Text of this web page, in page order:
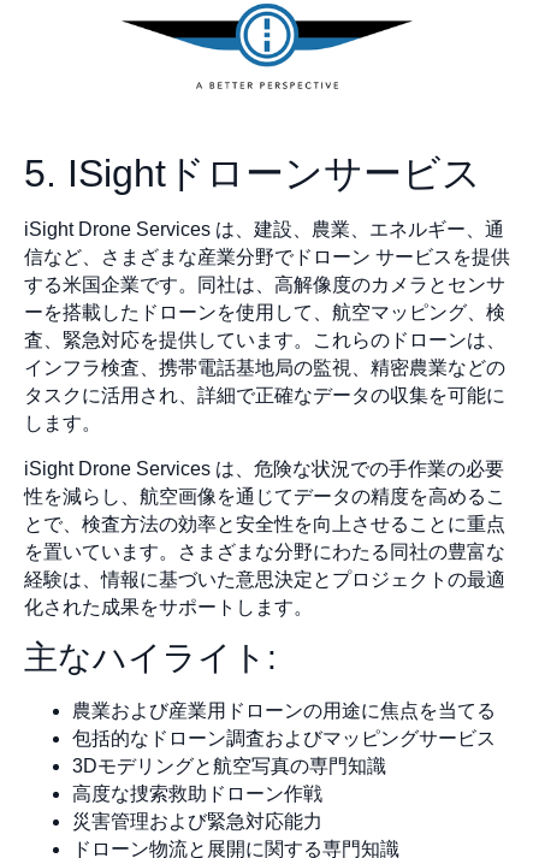
5. ISightドローンサービス
iSight Drone Services は、建設、農業、エネルギー、通
信など、さまざまな産業分野でドローン サービスを提供
する米国企業です。同社は、高解像度のカメラとセンサ
ーを搭載したドローンを使用して、航空マッピング、検
査、緊急対応を提供しています。これらのドローンは、
インフラ検査、携帯電話基地局の監視、精密農業などの
タスクに活用され、詳細で正確なデータの収集を可能に
します。
iSight Drone Services は、危険な状況での手作業の必要
性を減らし、航空画像を通じてデータの精度を高めるこ
とで、検査方法の効率と安全性を向上させることに重点
を置いています。さまざまな分野にわたる同社の豊富な
経験は、情報に基づいた意思決定とプロジェクトの最適
化された成果をサポートします。
主なハイライト:
農業および産業用ドローンの用途に焦点を当てる
包括的なドローン調査およびマッピングサービス
3Dモデリングと航空写真の専門知識
高度な捜索救助ドローン作戦
災害管理および緊急対応能力
ドローン物流と展開に関する専門知識